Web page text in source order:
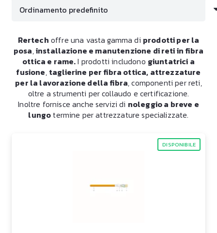
Rertech offre una vasta gamma di prodotti per la
posa,installazione e manutenzione di reti in fibra
ottica e rame.I prodotti includono giuntatrici a
fusione, taglierine per fibra ottica, attrezzature
per la lavorazione della fibra, componenti per reti,
oltre a strumenti per collaudo e certificazione.
Inoltre fornisce anche servizi di noleggio a breve e
lungotermine per attrezzature specializzate.
DISPONIBILE